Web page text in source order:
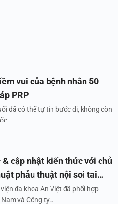
vui của bệnh nhân 50
PRP
đã có thể tự tin bước đi, không còn
& cập nhật kiến thức với chủ
phẫu thuật nội soi tai
đa khoa An Việt đã phối hợp
và Công ty…